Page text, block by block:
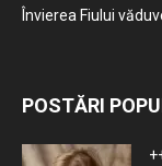
Învierea Fiului
POSTĂRI